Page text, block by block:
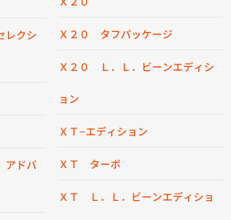
レクシ
ドバ
Ｘ２０ タフパッケージ
Ｘ２０ Ｌ．Ｌ．ビーンエディシ
ョン
ＸＴ−エディション
ＸＴ ターボ
ＸＴ Ｌ．Ｌ．ビーンエディショ